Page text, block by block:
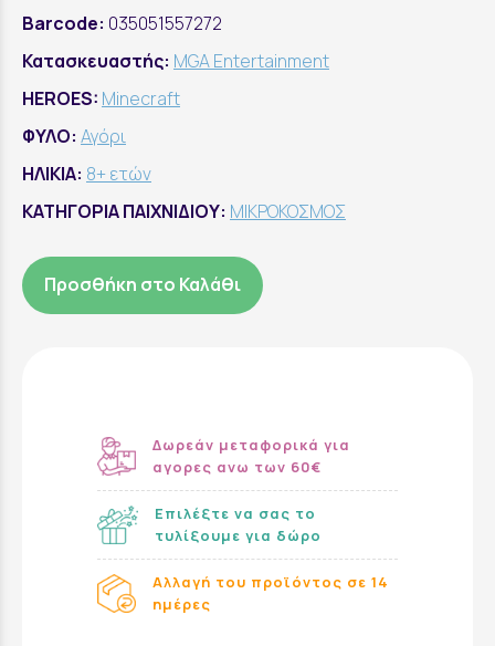
Barcode: 035051557272
Κατασκευαστής: MGA Entertainment
HEROES: Minecraft
ΦΥΛΟ: Αγόρι
ΗΛΙΚΙΑ: 8+ ετών
ΚΑΤΗΓΟΡΙΑ ΠΑΙΧΝΙΔΙΟΥ: ΜΙΚΡΟΚΟΣΜΟΣ
Προσθήκη στο Καλάθι
Δωρεάν μεταφορικά για
αγορες ανω των 60€
Επιλέξτε να σας το
τυλίξουμε για δώρο
Αλλαγή του προϊόντος σε 14
ημέρες